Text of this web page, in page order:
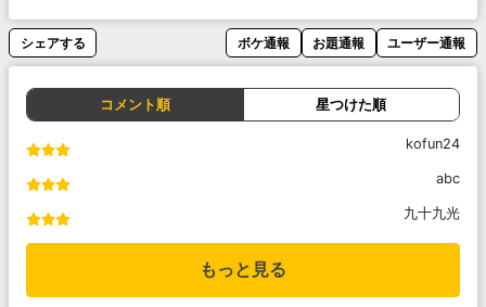
シェアする ボケ通報 お題通報 ユーザー通報
コメント順 星つけた順
kofun24
abc
九十九光
もっと見る